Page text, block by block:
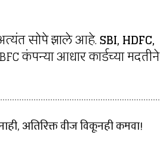
सोपे झाले आहे.SBI, HDFC,
कंपन्या आधार कार्डच्या मदतीने
अतिरिक्त वीज विकूनही कमवा!